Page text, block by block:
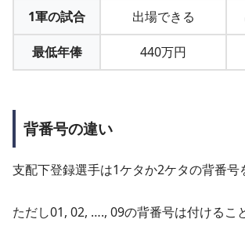
1軍の試合 出場できる
最低年俸 440万円
背番号の違い
支配下登録選手は1ケタか2ケタの背番号
ただし01, 02, …., 09の背番号は付けるこ